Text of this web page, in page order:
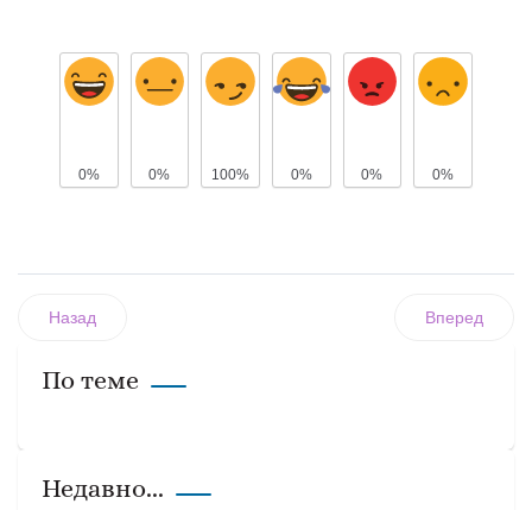
0% 0% 100% 0% 0% 0%
Назад Вперед
По теме
Недавно...